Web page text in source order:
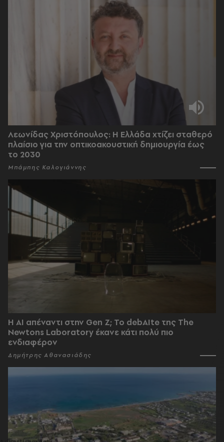
Λεωνίδας Χριστόπουλος: Η Ελλάδα χτίζει σταθερό
πλαίσιο για την οπτικοακουστική δημιουργία έως
το 2030
Μπάμπης Καλογιάννης
Η AI απέναντι στην Gen Z; Το debAIte της The
Newtons Laboratory έκανε κάτι πολύ πιο
ενδιαφέρον
Δημήτρης Αθανασιάδης